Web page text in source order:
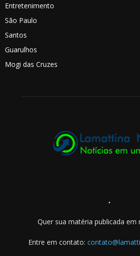
Entretenimento
São Paulo
Santos
Guarulhos
Mogi das Cruzes
.
Quer sua matéria publicada em
Entre em contato: